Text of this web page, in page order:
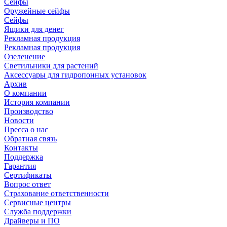
Сейфы
Оружейные сейфы
Сейфы
Ящики для денег
Рекламная продукция
Рекламная продукция
Озеленение
Светильники для растений
Аксессуары для гидропонных установок
Архив
О компании
История компании
Производство
Новости
Пресса о нас
Обратная связь
Контакты
Поддержка
Гарантия
Сертификаты
Вопрос ответ
Страхование ответственности
Сервисные центры
Служба поддержки
Драйверы и ПО